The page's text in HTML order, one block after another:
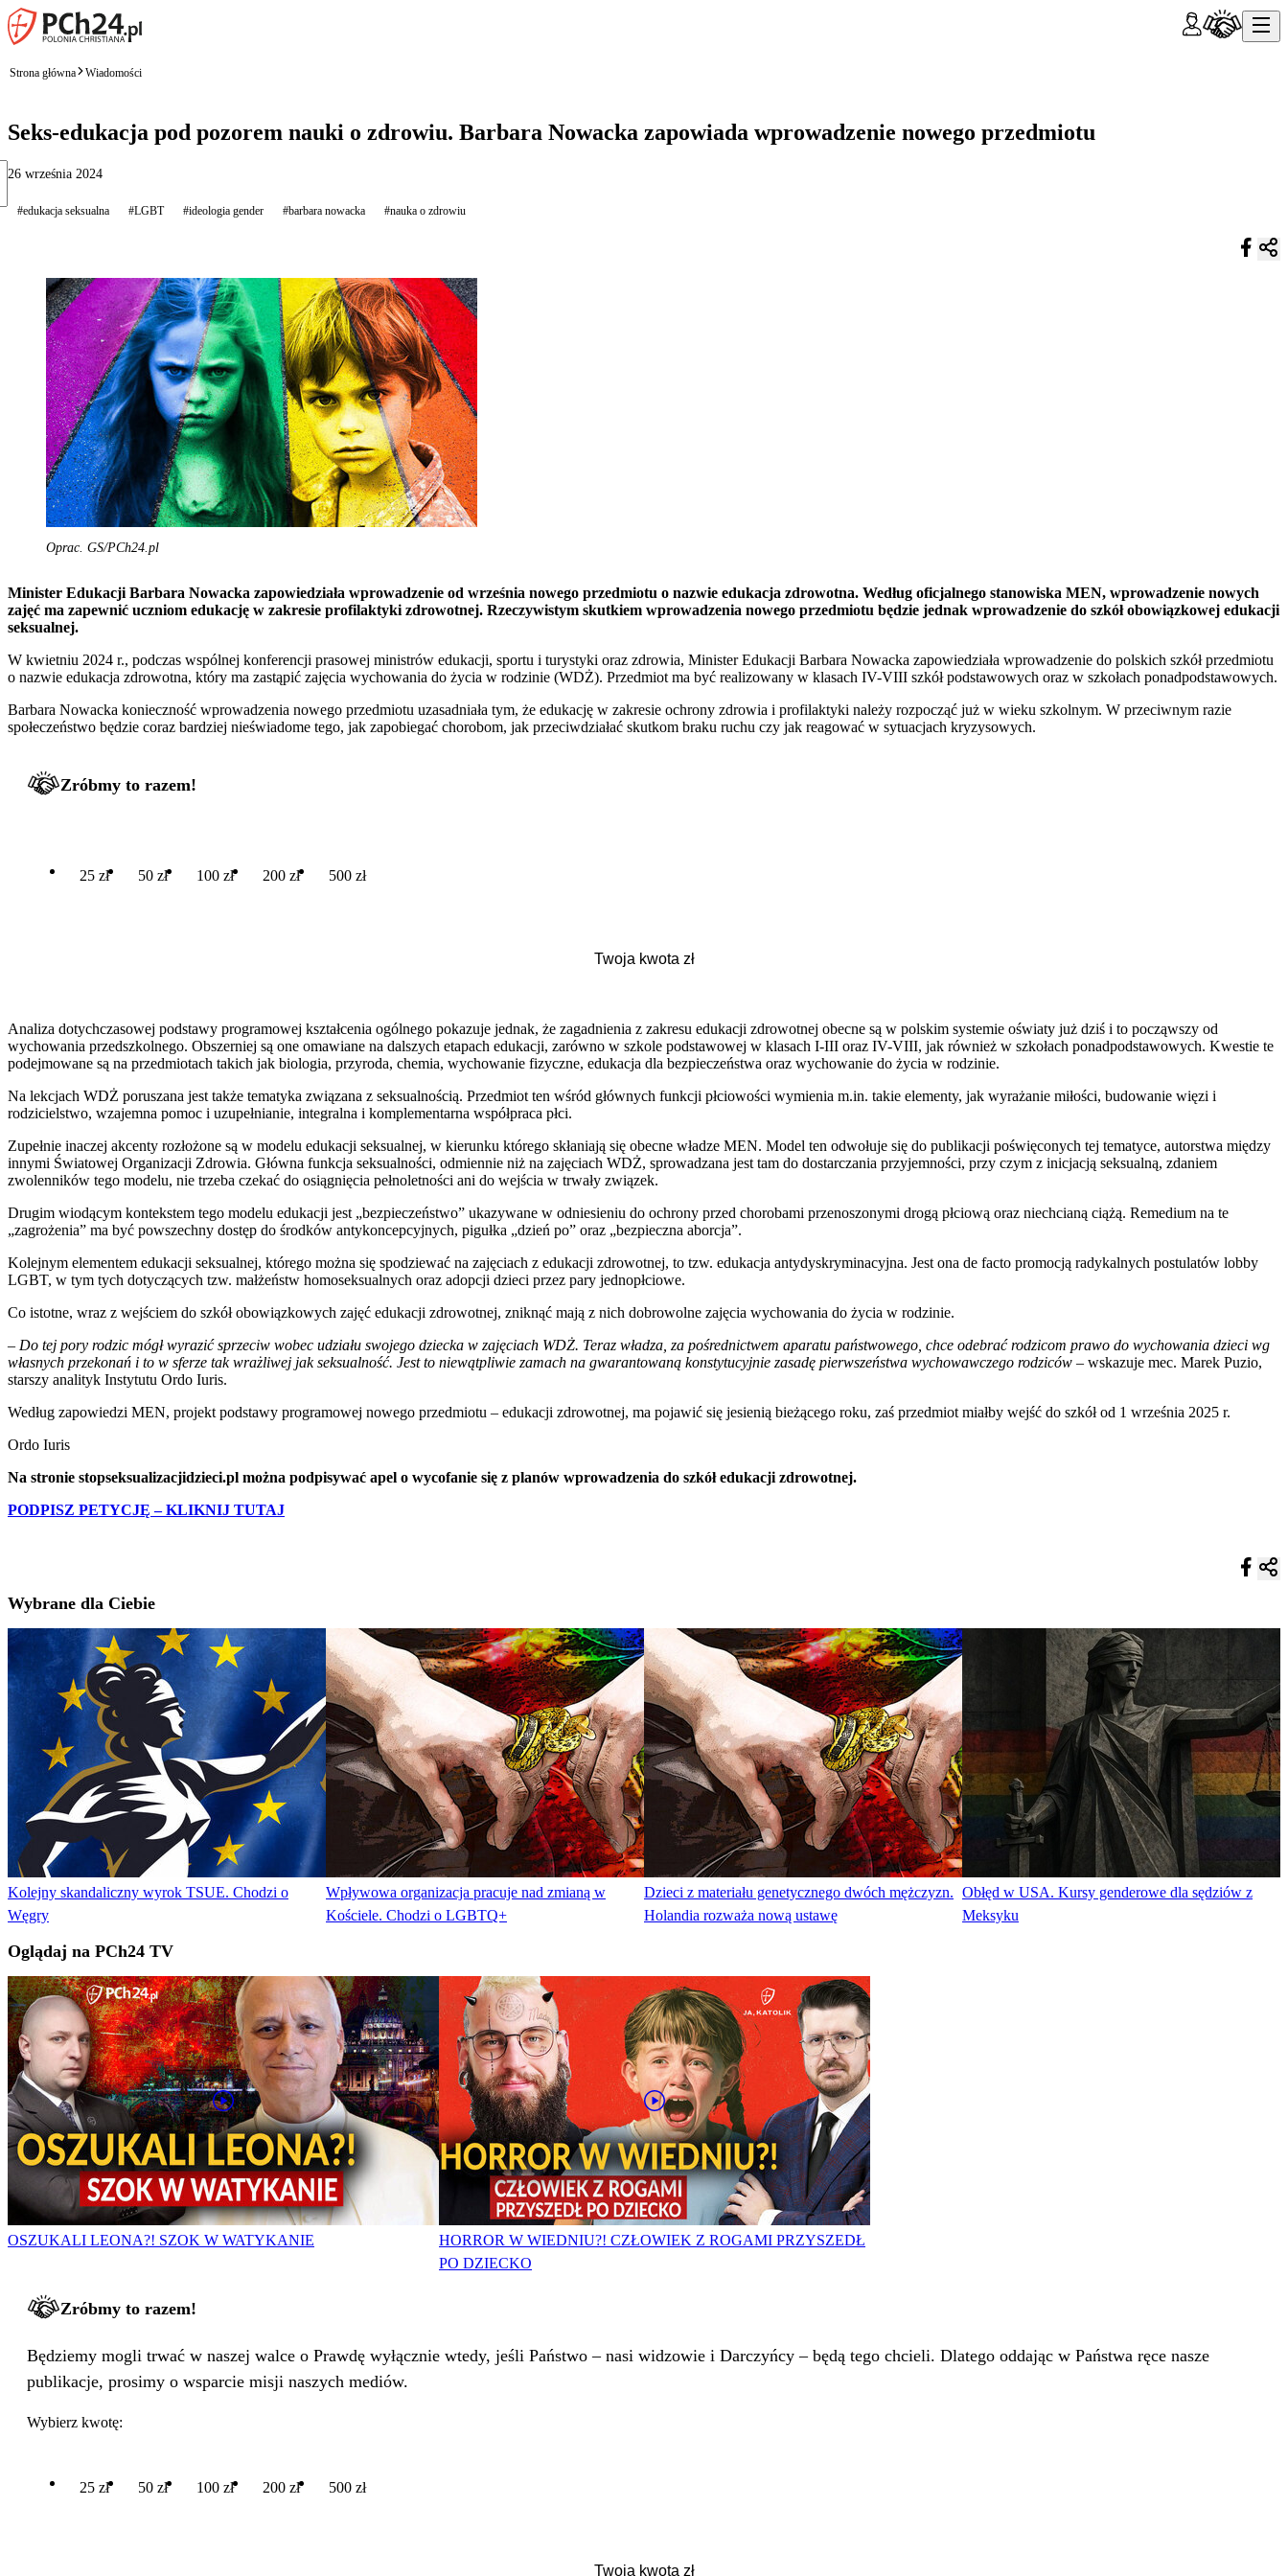
Strona główna Wiadomości
Seks-edukacja pod pozorem nauki o zdrowiu. Barbara Nowacka zapowiada wprowadzenie nowego przedmiotu
26 września 2024
#edukacja seksualna #LGBT #ideologia gender #barbara nowacka #nauka o zdrowiu
Oprac. GS/PCh24.pl
Minister Edukacji Barbara Nowacka zapowiedziała wprowadzenie od września nowego przedmiotu o nazwie edukacja zdrowotna. Według oficjalnego stanowiska MEN, wprowadzenie nowych
zajęć ma zapewnić uczniom edukację w zakresie profilaktyki zdrowotnej. Rzeczywistym skutkiem wprowadzenia nowego przedmiotu będzie jednak wprowadzenie do szkół obowiązkowej edukacji
seksualnej.
W kwietniu 2024 r., podczas wspólnej konferencji prasowej ministrów edukacji, sportu i turystyki oraz zdrowia, Minister Edukacji Barbara Nowacka zapowiedziała wprowadzenie do polskich szkół przedmiotu
o nazwie edukacja zdrowotna, który ma zastąpić zajęcia wychowania do życia w rodzinie (WDŻ). Przedmiot ma być realizowany w klasach IV-VIII szkół podstawowych oraz w szkołach ponadpodstawowych.
Barbara Nowacka konieczność wprowadzenia nowego przedmiotu uzasadniała tym, że edukację w zakresie ochrony zdrowia i profilaktyki należy rozpocząć już w wieku szkolnym. W przeciwnym razie
społeczeństwo będzie coraz bardziej nieświadome tego, jak zapobiegać chorobom, jak przeciwdziałać skutkom braku ruchu czy jak reagować w sytuacjach kryzysowych.
Zróbmy to razem!
25 zł 50 zł 100 zł 200 zł 500 zł
Analiza dotychczasowej podstawy programowej kształcenia ogólnego pokazuje jednak, że zagadnienia z zakresu edukacji zdrowotnej obecne są w polskim systemie oświaty już dziś i to począwszy od
wychowania przedszkolnego. Obszerniej są one omawiane na dalszych etapach edukacji, zarówno w szkole podstawowej w klasach I-III oraz IV-VIII, jak również w szkołach ponadpodstawowych. Kwestie te
podejmowane są na przedmiotach takich jak biologia, przyroda, chemia, wychowanie fizyczne, edukacja dla bezpieczeństwa oraz wychowanie do życia w rodzinie.
Na lekcjach WDŻ poruszana jest także tematyka związana z seksualnością. Przedmiot ten wśród głównych funkcji płciowości wymienia m.in. takie elementy, jak wyrażanie miłości, budowanie więzi i
rodzicielstwo, wzajemna pomoc i uzupełnianie, integralna i komplementarna współpraca płci.
Zupełnie inaczej akcenty rozłożone są w modelu edukacji seksualnej, w kierunku którego skłaniają się obecne władze MEN. Model ten odwołuje się do publikacji poświęconych tej tematyce, autorstwa między
innymi Światowej Organizacji Zdrowia. Główna funkcja seksualności, odmiennie niż na zajęciach WDŻ, sprowadzana jest tam do dostarczania przyjemności, przy czym z inicjacją seksualną, zdaniem
zwolenników tego modelu, nie trzeba czekać do osiągnięcia pełnoletności ani do wejścia w trwały związek.
Drugim wiodącym kontekstem tego modelu edukacji jest „bezpieczeństwo” ukazywane w odniesieniu do ochrony przed chorobami przenoszonymi drogą płciową oraz niechcianą ciążą. Remedium na te
„zagrożenia” ma być powszechny dostęp do środków antykoncepcyjnych, pigułka „dzień po” oraz „bezpieczna aborcja”.
Kolejnym elementem edukacji seksualnej, którego można się spodziewać na zajęciach z edukacji zdrowotnej, to tzw. edukacja antydyskryminacyjna. Jest ona de facto promocją radykalnych postulatów lobby
LGBT, w tym tych dotyczących tzw. małżeństw homoseksualnych oraz adopcji dzieci przez pary jednopłciowe.
Co istotne, wraz z wejściem do szkół obowiązkowych zajęć edukacji zdrowotnej, zniknąć mają z nich dobrowolne zajęcia wychowania do życia w rodzinie.
– Do tej pory rodzic mógł wyrazić sprzeciw wobec udziału swojego dziecka w zajęciach WDŻ. Teraz władza, za pośrednictwem aparatu państwowego, chce odebrać rodzicom prawo do wychowania dzieci wg
własnych przekonań i to w sferze tak wrażliwej jak seksualność. Jest to niewątpliwie zamach na gwarantowaną konstytucyjnie zasadę pierwszeństwa wychowawczego rodziców – wskazuje mec. Marek Puzio,
starszy analityk Instytutu Ordo Iuris.
Według zapowiedzi MEN, projekt podstawy programowej nowego przedmiotu – edukacji zdrowotnej, ma pojawić się jesienią bieżącego roku, zaś przedmiot miałby wejść do szkół od 1 września 2025 r.
Ordo Iuris
Na stronie stopseksualizacjidzieci.pl można podpisywać apel o wycofanie się z planów wprowadzenia do szkół edukacji zdrowotnej.
PODPISZ PETYCJĘ – KLIKNIJ TUTAJ
Wybrane dla Ciebie
Kolejny skandaliczny wyrok TSUE. Chodzi o
Węgry
Wpływowa organizacja pracuje nad zmianą w
Kościele. Chodzi o LGBTQ+
Dzieci z materiału genetycznego dwóch mężczyzn.
Holandia rozważa nową ustawę
Obłęd w USA. Kursy genderowe dla sędziów z
Meksyku
Oglądaj na PCh24 TV
OSZUKALI LEONA?! SZOK W WATYKANIE
HORROR W WIEDNIU?! CZŁOWIEK Z ROGAMI PRZYSZEDŁ
PO DZIECKO
Zróbmy to razem!
Będziemy mogli trwać w naszej walce o Prawdę wyłącznie wtedy, jeśli Państwo – nasi widzowie i Darczyńcy – będą tego chcieli. Dlatego oddając w Państwa ręce nasze
publikacje, prosimy o wsparcie misji naszych mediów.
Wybierz kwotę:
25 zł 50 zł 100 zł 200 zł 500 zł